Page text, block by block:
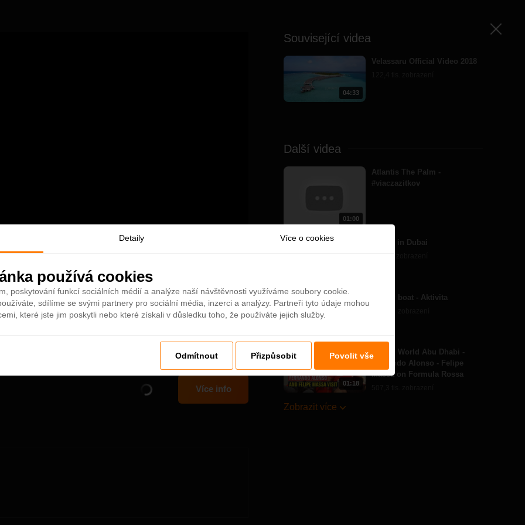
7 282 zobrazení
Více info
Související videa
04:33
Velassaru Official Video 2018
Další videa
01:00
Atlantis The Palm -
#viaczazitkov
Winter in Dubai
Yellow boat - Aktivita
01:18
Ferrari World Abu Dhabi -
Fernando Alonso - Felipe
Massa on Formula Rossa
Zobrazit více
Zavřít
Detaily Více o cookies
používá cookies
poskytování funkcí sociálních médií a analýze naší návštěvnosti využíváme soubory cookie.
sdílíme se svými partnery pro sociální média, inzerci a analýzy. Partneři tyto údaje mohou
které jste jim poskytli nebo které získali v důsledku toho, že používáte jejich služby.
Odmítnout Přizpůsobit Povolit vše